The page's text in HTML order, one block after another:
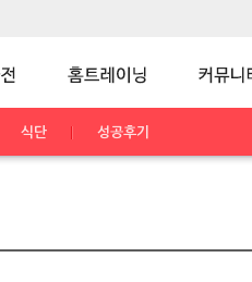
식단 성공후기